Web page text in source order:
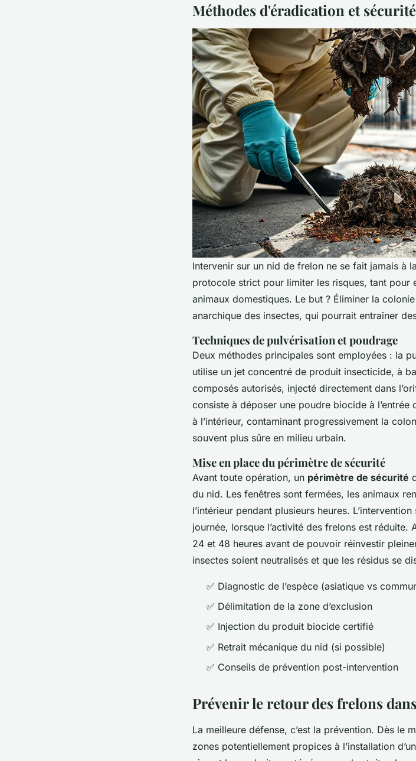
Méthodes d'éradication et
Intervenir sur un nid de frelon ne se fait jamais à
protocole strict pour limiter les risques, tant pour
animaux domestiques. Le but ? Éliminer la
anarchique des insectes, qui pourrait entraîner
Techniques de pulvérisation et poudrage
Deux méthodes principales sont employées : la
utilise un jet concentré de produit insecticide, à
composés autorisés, injecté directement dans
consiste à déposer une poudre biocide à
à l’intérieur, contaminant progressivement la
souvent plus sûre en milieu urbain.
Mise en place du périmètre de sécurité
Avant toute opération, un périmètre de sécurité
du nid. Les fenêtres sont fermées, les animaux
l’intérieur pendant plusieurs heures.
journée, lorsque l’activité des frelons est
24 et 48 heures avant de pouvoir réinvestir
insectes soient neutralisés et que les résidus se
✅ Diagnostic de l’espèce (asiatique vs
✅ Délimitation de la zone d’exclusion
✅ Injection du produit biocide certifié
✅ Retrait mécanique du nid (si possible)
✅ Conseils de prévention post-intervention
Prévenir le retour des frelons
La meilleure défense, c’est la prévention. Dès le
zones potentiellement propices à l’installation